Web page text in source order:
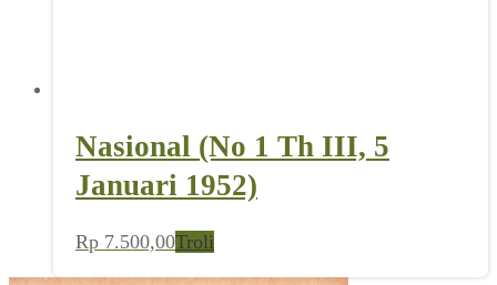
Nasional (No 1 Th III, 5
Januari 1952)
Rp 7.500,00Troli